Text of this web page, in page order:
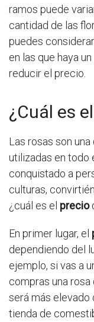
ramos puede
cantidad de las
puedes
en las que haya
reducir el precio.
¿Cuál es
Las rosas son
utilizadas en todo
conquistado a
culturas,
¿cuál es el precio
En primer lugar, el
dependiendo del
ejemplo, si vas a
compras una rosa
será más elevado
tienda de